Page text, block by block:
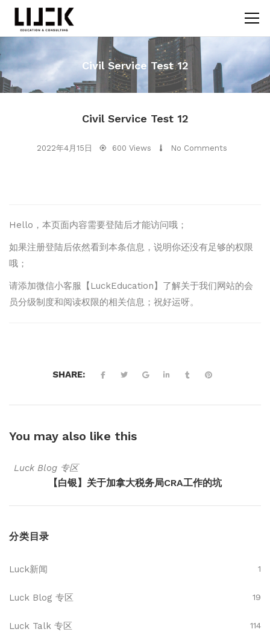
Civil Service Test 12
Civil Service Test 12
2022年4月15日 600 Views No Comments
Hello，本页面内容需要登陆后才能访问哦；
如果注册登陆后依然看到本条信息，说明你还没有足够的权限
哦；
请添加微信小客服【LuckEducation】了解关于我们网站的会
员分级制度和阅读权限的相关信息；祝好运呀。
SHARE:
You may also like this
Luck Blog 专区
【白银】关于加拿大税务局CRA工作的坑
分类目录
Luck新闻 1
Luck Blog 专区 19
Luck Talk 专区 114